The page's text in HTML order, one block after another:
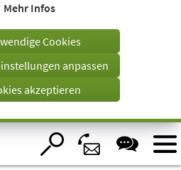
Mehr Infos
Cookies
anpassen
akzeptieren